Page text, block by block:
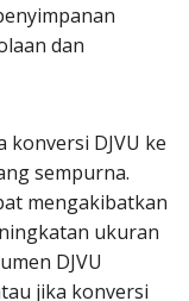
dan
DJVU ke
sempurna.
mengakibatkan
ukuran
DJVU
jika konversi